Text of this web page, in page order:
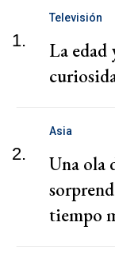
1.
Televisión
La edad
2.
Asia
Una ola
tiempo